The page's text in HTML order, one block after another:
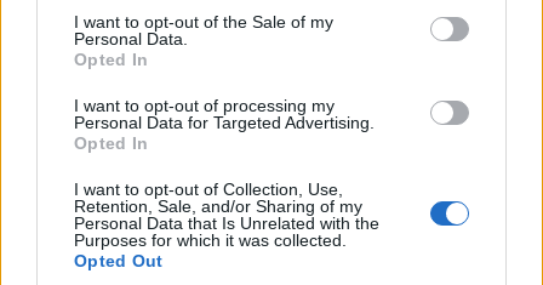
consent section.
I want to opt-out of the Sale of my
Personal Data.
Opted In
I want to opt-out of processing my
Personal Data for Targeted Advertising.
Opted In
I want to opt-out of Collection, Use,
Retention, Sale, and/or Sharing of my
Personal Data that Is Unrelated with the
Purposes for which it was collected.
Opted Out
ΟΙΚΟΝΟΜΙΑ
τον χρόνο – Ποιοι κερδίζουν από τη νέα ρύθμιση
31/07/2026 - 11:18πμ